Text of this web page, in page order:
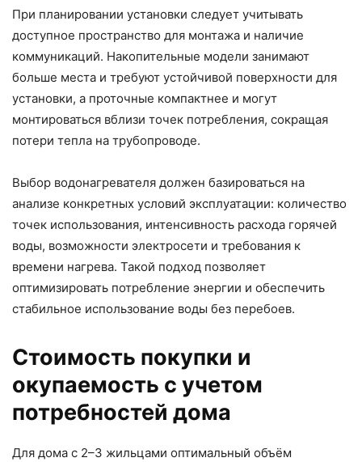
При планировании установки следует учитывать
доступное пространство для монтажа и наличие
коммуникаций. Накопительные модели занимают
больше места и требуют устойчивой поверхности для
установки, а проточные компактнее и могут
монтироваться вблизи точек потребления, сокращая
потери тепла на трубопроводе.
Выбор водонагревателя должен базироваться на
анализе конкретных условий эксплуатации: количество
точек использования, интенсивность расхода горячей
воды, возможности электросети и требования к
времени нагрева. Такой подход позволяет
оптимизировать потребление энергии и обеспечить
стабильное использование воды без перебоев.
Стоимость покупки и
окупаемость с учетом
потребностей дома
Для дома с 2–3 жильцами оптимальный объём